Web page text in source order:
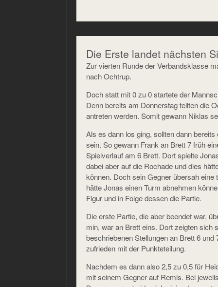
Die Erste landet nächsten
Zur vierten Runde der Verbandsklasse
nach Ochtrup.
Doch statt mit 0 zu 0 startete der
Denn bereits am Donnerstag teilten die
antreten werden. Somit gewann Niklas
Als es dann los ging, sollten dann
sein. So gewann Frank an Brett 7 früh
Spielverlauf am 6 Brett. Dort spielte
dabei aber auf die Rochade und dies
können. Doch sein Gegner übersah
hätte Jonas einen Turm abnehmen
Figur und in Folge dessen die Partie.
Die erste Partie, die aber beendet war,
min, war an Brett eins. Dort zeigten sich
beschriebenen Stellungen an Brett 6
zufrieden mit der Punkteteilung.
Nachdem es dann also 2,5 zu 0,5 für
mit seinem Gegner auf Remis. Bei